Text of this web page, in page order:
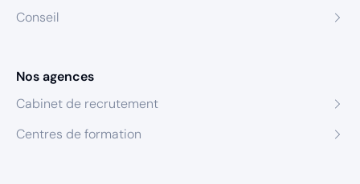
Conseil
Nos agences
Cabinet de recrutement
Centres de formation